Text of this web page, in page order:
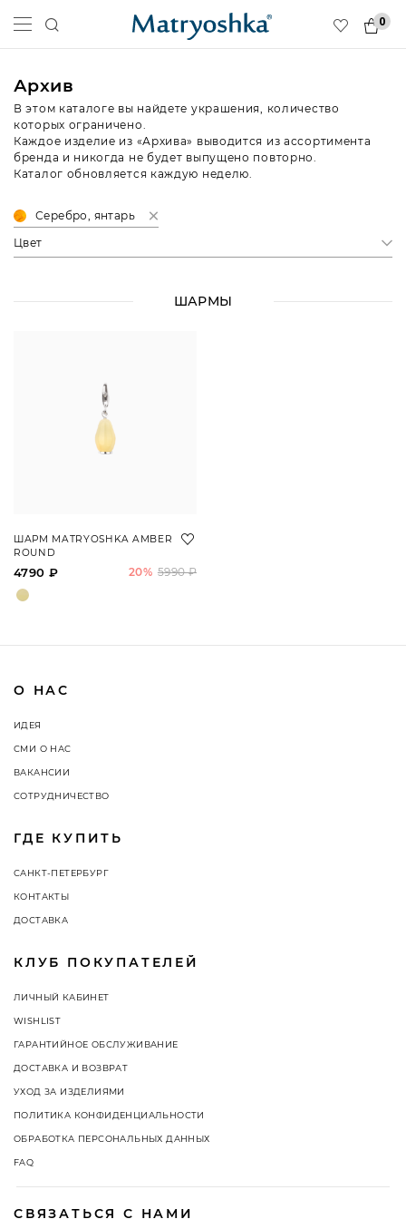
0
Архив
В этом каталоге вы найдете украшения, количество
которых ограничено.
Каждое изделие из «Архива» выводится из ассортимента
бренда и никогда не будет выпущено повторно.
Каталог обновляется каждую неделю.
Серебро, янтарь
Цвет
ШАРМЫ
ШАРМ MATRYOSHKA AMBER
ROUND
4790 ₽ 5990 ₽
20%
О НАС
ИДЕЯ
СМИ О НАС
ВАКАНСИИ
СОТРУДНИЧЕСТВО
ГДЕ КУПИТЬ
САНКТ-ПЕТЕРБУРГ
КОНТАКТЫ
ДОСТАВКА
КЛУБ ПОКУПАТЕЛЕЙ
ЛИЧНЫЙ КАБИНЕТ
WISHLIST
ГАРАНТИЙНОЕ ОБСЛУЖИВАНИЕ
ДОСТАВКА И ВОЗВРАТ
УХОД ЗА ИЗДЕЛИЯМИ
ПОЛИТИКА КОНФИДЕНЦИАЛЬНОСТИ
ОБРАБОТКА ПЕРСОНАЛЬНЫХ ДАННЫХ
FAQ
СВЯЗАТЬСЯ С НАМИ